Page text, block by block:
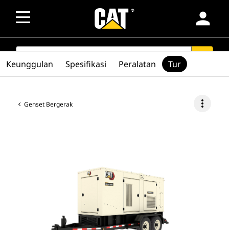
person
SEARCH
Genset Bergerak more_vert
Keunggulan Spesifikasi Peralatan Tur